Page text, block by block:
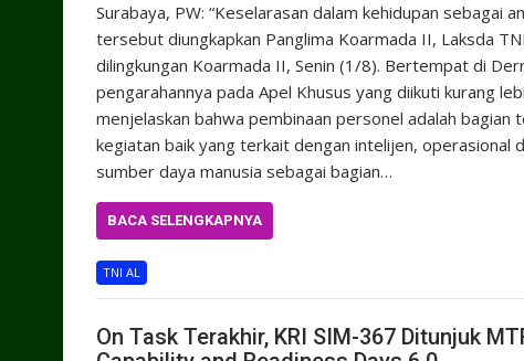
Surabaya, PW: “Keselarasan dalam kehidupan sebagai
tersebut diungkapkan Panglima Koarmada II, Laksda
dilingkungan Koarmada II, Senin (1/8). Bertempat di
pengarahannya pada Apel Khusus yang diikuti kurang
menjelaskan bahwa pembinaan personel adalah bagian
kegiatan baik yang terkait dengan intelijen,
sumber daya manusia sebagai bagian…
BACA SELENGKAPNYA
TNI AL
On Task Terakhir, KRI SIM-367 Ditunjuk